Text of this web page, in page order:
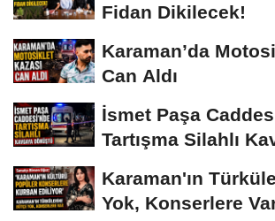
Fidan Dikilecek!
Karaman’da
Can Aldı
İsmet Paşa
Tartışma Silahlı
Karaman'ın
Yok, Konserlere